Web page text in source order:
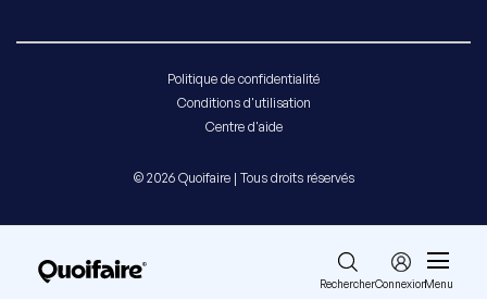
RechercherConnexionMenu
Politique de confidentialité
Conditions d'utilisation
Centre d'aide
© 2026 Quoifaire | Tous droits réservés